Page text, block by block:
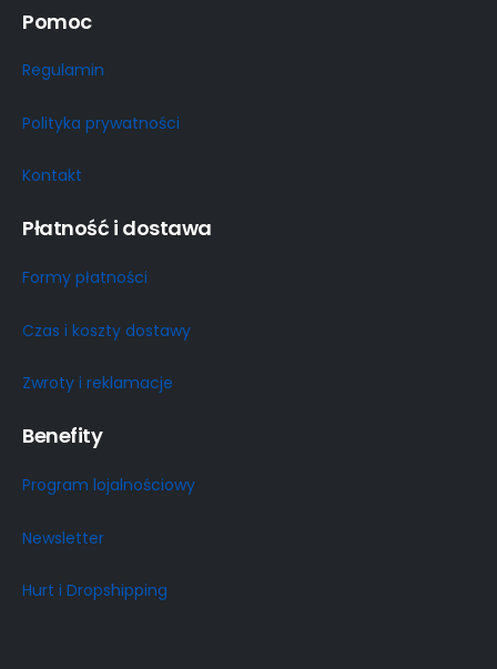
Pomoc
Regulamin
Polityka prywatności
Kontakt
Płatność i dostawa
Formy płatności
Czas i koszty dostawy
Zwroty i reklamacje
Benefity
Program lojalnościowy
Newsletter
Hurt i Dropshipping